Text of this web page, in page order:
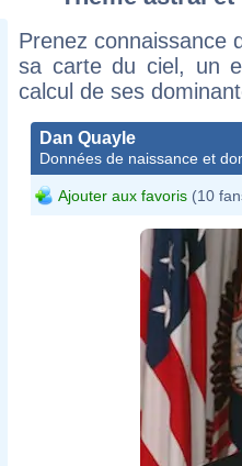
Prenez connaissance
sa carte du ciel, un
calcul de ses
Dan Quayle
Données de naissance et
Ajouter aux favoris (10